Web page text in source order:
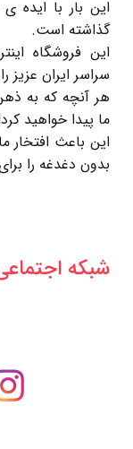
این بار با ایده
گذاشته است.
این فروشگاه
سراسر ایران
هر آنچه که به
ما پیدا خواهید
این باعث افتخار
بدون دغدغه را
شبکه‌